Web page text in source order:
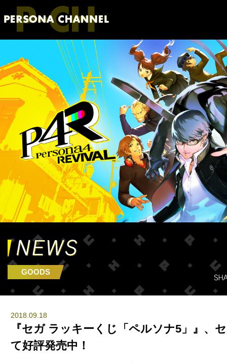
GOODS
2018.09.18
『セガ ラッキーくじ「ペルソナ5」』、
て好評発売中！